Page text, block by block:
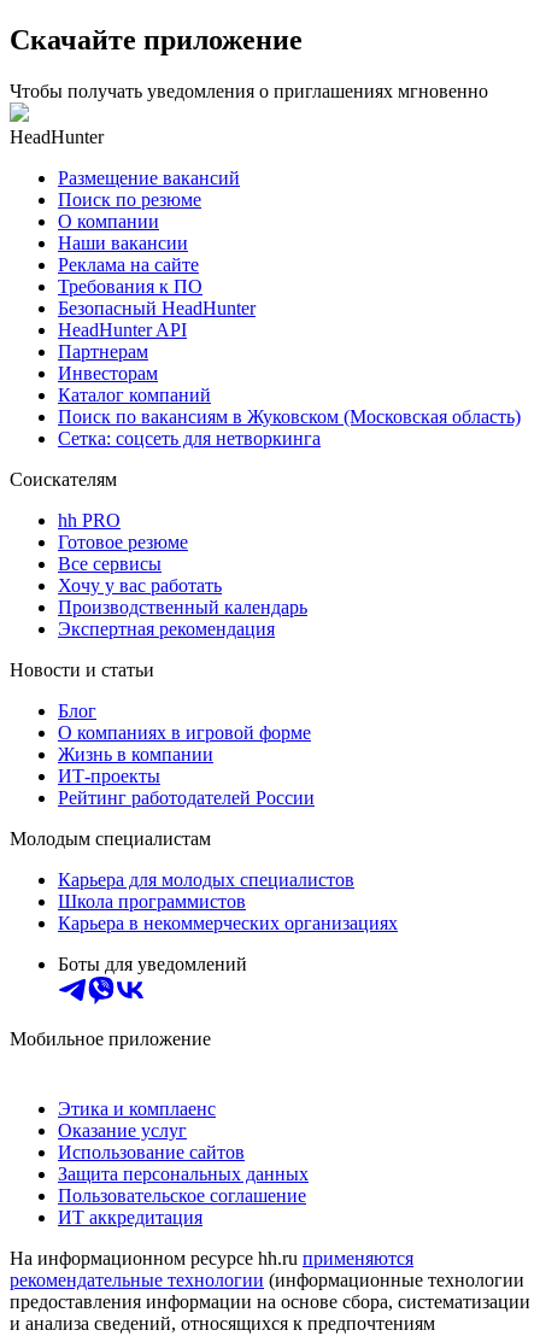
Скачайте приложение
Чтобы получать уведомления о приглашениях мгновенно
HeadHunter
Размещение вакансий
Поиск по резюме
О компании
Наши вакансии
Реклама на сайте
Требования к ПО
Безопасный HeadHunter
HeadHunter API
Партнерам
Инвесторам
Каталог компаний
Поиск по вакансиям в Жуковском (Московская область)
Сетка: соцсеть для нетворкинга
Соискателям
hh PRO
Готовое резюме
Все сервисы
Хочу у вас работать
Производственный календарь
Экспертная рекомендация
Новости и статьи
Блог
О компаниях в игровой форме
Жизнь в компании
ИТ-проекты
Рейтинг работодателей России
Молодым специалистам
Карьера для молодых специалистов
Школа программистов
Карьера в некоммерческих организациях
Боты для уведомлений
Мобильное приложение
Этика и комплаенс
Оказание услуг
Использование сайтов
Защита персональных данных
Пользовательское соглашение
ИТ аккредитация
На информационном ресурсе hh.ru применяются
рекомендательные технологии (информационные технологии
предоставления информации на основе сбора, систематизации
и анализа сведений, относящихся к предпочтениям